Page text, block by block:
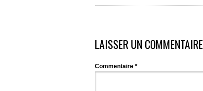
LAISSER UN COMMENTAIRE
Commentaire *